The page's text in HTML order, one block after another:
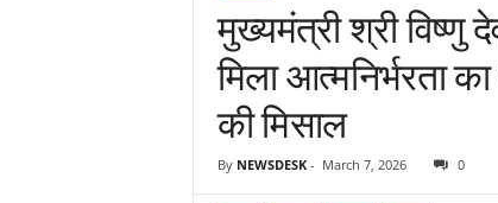
मुख्यमंत्री श्री
मिला आत्मनिर्भरता
की मिसाल
By NEWSDESK- March 7, 2026 0